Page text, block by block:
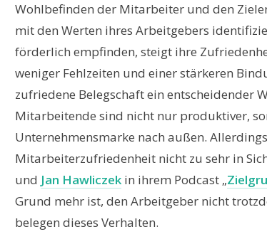
Wohlbefinden der Mitarbeiter und den
mit den Werten ihres Arbeitgebers
förderlich empfinden, steigt ihre
weniger Fehlzeiten und einer stärkeren
zufriedene Belegschaft ein entscheidender
Mitarbeitende sind nicht nur produktiver,
Unternehmensmarke nach außen.
Mitarbeiterzufriedenheit nicht zu sehr in
und Jan Hawliczek in ihrem Podcast „
Grund mehr ist, den Arbeitgeber nicht
belegen dieses Verhalten.